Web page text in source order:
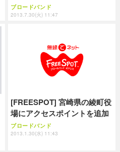
ブロードバンド
2013.7.30(火) 11:47
[FREESPOT] 宮崎県の綾町役
場にアクセスポイントを追加
ブロードバンド
2013.1.30(水) 11:43